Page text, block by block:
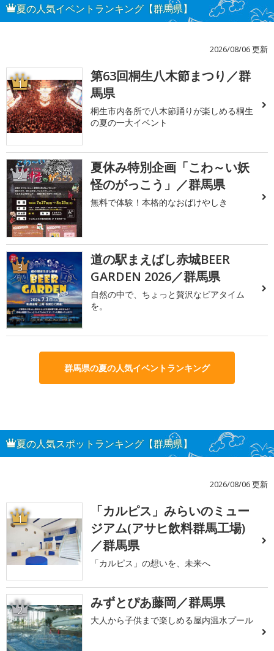
夏の人気イベントランキング【群馬県】
2026/08/06 更新
1
第63回桐生八木節まつり／群
馬県
桐生市内各所で八木節踊りが楽しめる桐生
の夏の一大イベント
2
夏休み特別企画「こわ～い妖
怪のがっこう」／群馬県
無料で体験！本格的なおばけやしき
3
道の駅まえばし赤城BEER
GARDEN 2026／群馬県
自然の中で、ちょっと贅沢なビアタイム
を。
群馬県の夏の人気イベントランキング
夏の人気スポットランキング【群馬県】
2026/08/06 更新
1
「カルピス」みらいのミュー
ジアム(アサヒ飲料群馬工場)
／群馬県
「カルピス」の想いを、未来へ
2 みずとぴあ藤岡／群馬県
大人から子供まで楽しめる屋内温水プール